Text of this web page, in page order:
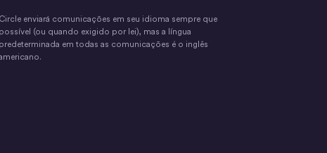
Circle enviará comunicações em seu idioma sempre que
possível (ou quando exigido por lei), mas a língua
predeterminada em todas as comunicações é o inglês